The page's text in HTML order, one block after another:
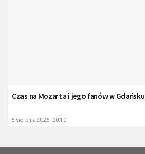
Czas na Mozarta i jego fanów w Gdańsku
5 sierpnia 2026 - 20:10